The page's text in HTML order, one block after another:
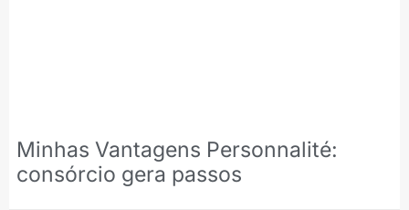
Minhas Vantagens Personnalité:
consórcio gera passos